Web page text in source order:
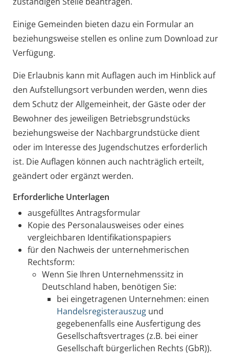
Einige Gemeinden bieten dazu ein Formular an
beziehungsweise stellen es online zum Download zur
Verfügung.
Die Erlaubnis kann mit Auflagen auch im Hinblick auf
den Aufstellungsort verbunden werden, wenn dies
dem Schutz der Allgemeinheit, der Gäste oder der
Bewohner des jeweiligen Betriebsgrundstücks
beziehungsweise der Nachbargrundstücke dient
oder im Interesse des Jugendschutzes erforderlich
ist. Die Auflagen können auch nachträglich erteilt,
geändert oder ergänzt werden.
Erforderliche Unterlagen
ausgefülltes Antragsformular
Kopie des Personalausweises oder eines
vergleichbaren Identifikationspapiers
für den Nachweis der unternehmerischen
Rechtsform:
Wenn Sie Ihren Unternehmenssitz in
Deutschland haben, benötigen Sie:
bei eingetragenen Unternehmen: einen
Handelsregisterauszug und
gegebenenfalls eine Ausfertigung des
Gesellschaftsvertrages (z.B. bei einer
Gesellschaft bürgerlichen Rechts (GbR)).